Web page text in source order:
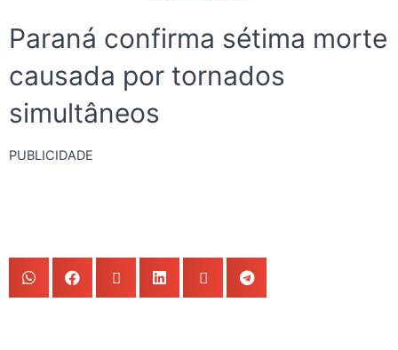
Paraná confirma sétima morte
causada por tornados
simultâneos
PUBLICIDADE